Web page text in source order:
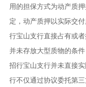
用的担保方式为动产质
定，动产质押以实际交
行宝山支行直接占有或
并未存放大型质物的条
招行宝山支行并未直接
行不仅通过协议委托第